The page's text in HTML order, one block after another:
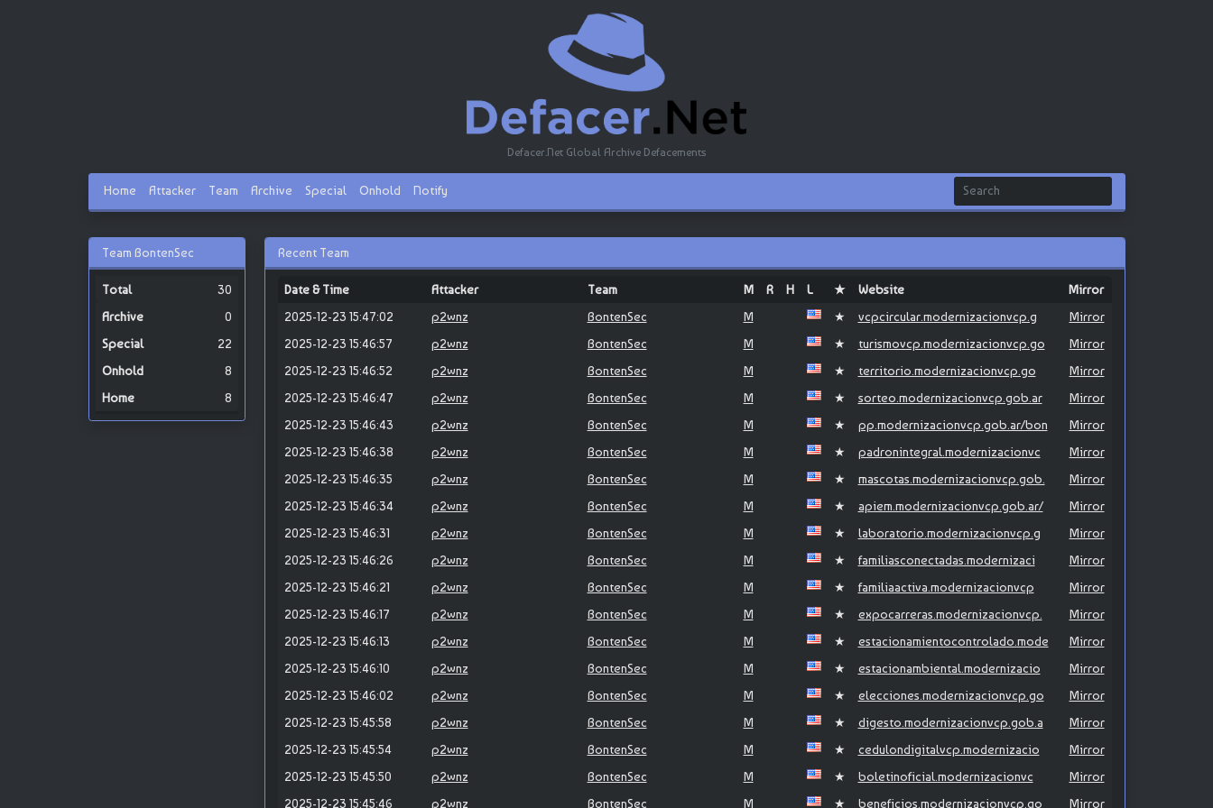
Defacer.Net Global Archive Defacements
Home Attacker Team Archive Special Onhold Notify
Team BontenSec
30
0
22
8
8
Recent Team
Date & Time Attacker Team M R H L ★ Website
Mirror
2025-12-23 15:47:02
p2wnz BontenSec M ★ vcpcircular.modernizacionvcp.g
Mirror
2025-12-23 15:46:57
p2wnz BontenSec M ★ turismovcp.modernizacionvcp.go
Mirror
2025-12-23 15:46:52
p2wnz BontenSec M ★ territorio.modernizacionvcp.go
Mirror
2025-12-23 15:46:47
p2wnz BontenSec M ★ sorteo.modernizacionvcp.gob.ar
Mirror
2025-12-23 15:46:43
p2wnz BontenSec M ★ pp.modernizacionvcp.gob.ar/bon
Mirror
2025-12-23 15:46:38
p2wnz BontenSec M ★ padronintegral.modernizacionvc
Mirror
2025-12-23 15:46:35
p2wnz BontenSec M ★ mascotas.modernizacionvcp.gob.
Mirror
2025-12-23 15:46:34
p2wnz BontenSec M ★ apiem.modernizacionvcp.gob.ar/
Mirror
2025-12-23 15:46:31
p2wnz BontenSec M ★ laboratorio.modernizacionvcp.g
Mirror
2025-12-23 15:46:26
p2wnz BontenSec M ★ familiasconectadas.modernizaci
Mirror
2025-12-23 15:46:21
p2wnz BontenSec M ★ familiaactiva.modernizacionvcp
Mirror
2025-12-23 15:46:17
p2wnz BontenSec M ★ expocarreras.modernizacionvcp.
Mirror
2025-12-23 15:46:13
p2wnz BontenSec M ★ estacionamientocontrolado.mode
Mirror
2025-12-23 15:46:10
p2wnz BontenSec M ★ estacionambiental.modernizacio
Mirror
2025-12-23 15:46:02
p2wnz BontenSec M ★ elecciones.modernizacionvcp.go
Mirror
2025-12-23 15:45:58
p2wnz BontenSec M ★ digesto.modernizacionvcp.gob.a
Mirror
2025-12-23 15:45:54
p2wnz BontenSec M ★ cedulondigitalvcp.modernizacio
Mirror
2025-12-23 15:45:50
p2wnz BontenSec M ★ boletinoficial.modernizacionvc
Mirror
2025-12-23 15:45:46
p2wnz BontenSec M ★ beneficios.modernizacionvcp.go Mirror